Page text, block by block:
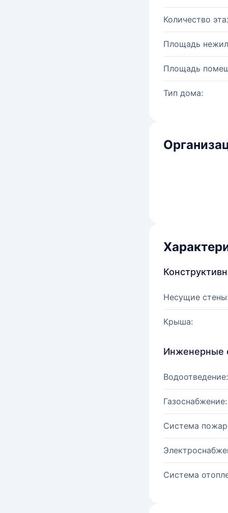
Количество
Площадь
Площадь
Тип дома:
Несущие
Крыша:
Инженерные
Водоотведение:
Газоснабжение:
Система
Система